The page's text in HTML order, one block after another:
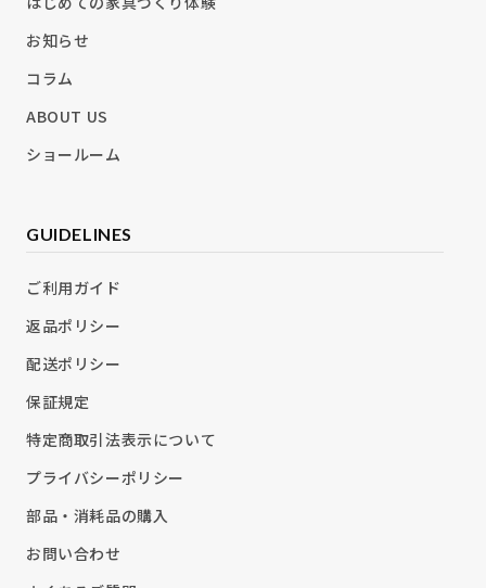
お知らせ
コラム
ABOUT US
ショールーム
GUIDELINES
ご利用ガイド
返品ポリシー
配送ポリシー
保証規定
特定商取引法表示について
プライバシーポリシー
部品・消耗品の購入
お問い合わせ